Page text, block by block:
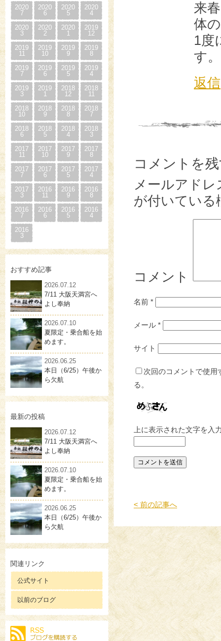
2020
7
2020
6
2020
5
2020
4
2020
3
2020
2
2020
1
2019
12
2019
11
2019
10
2019
9
2019
8
2019
7
2019
6
2019
5
2019
4
2019
3
2019
1
2018
12
2018
11
2018
10
2018
9
2018
8
2018
7
2018
6
2018
5
2018
4
2018
3
2017
11
2017
10
2017
9
2017
8
2017
7
2017
6
2017
5
2017
4
2017
3
2016
11
2016
9
2016
8
2016
7
2016
6
2016
5
2016
4
2016
3
おすすめ記事
2026.07.12
7/11 大阪天満宮へ
よし奉納
2026.07.10
夏限定・乗合船を始
めます。
2026.06.25
本日（6/25）午後か
ら欠航
最新の投稿
2026.07.12
7/11 大阪天満宮へ
よし奉納
2026.07.10
夏限定・乗合船を始
めます。
2026.06.25
本日（6/25）午後か
ら欠航
関連リンク
公式サイト
以前のブログ
来
体
1度
す
返信
コメントを
メールアド
が付いている
コメント
名前 *
メール *
サイト
次回のコメントで使用
る。
上に表示された文字を入
< 前の記事へ